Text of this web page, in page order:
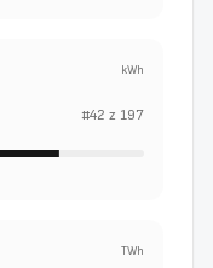
kWh
#42 z 197
TWh